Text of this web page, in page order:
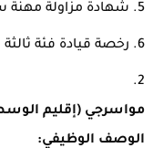
شهادة مزاولة مهنة
رخصة قيادة فئة
مواسرجي (إقليم
الوصف الوظيفي: